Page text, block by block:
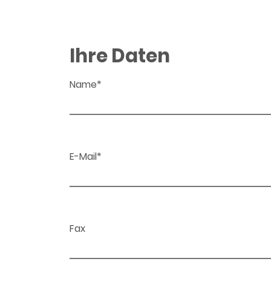
Ihre Daten
Name*
E-Mail*
Fax